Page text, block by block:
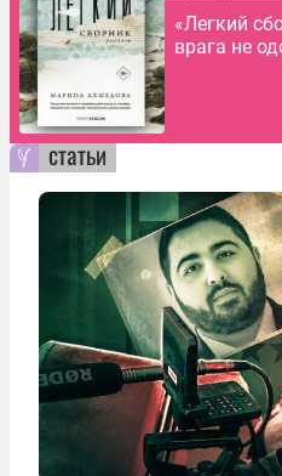
«Легкий
врага не
статьи